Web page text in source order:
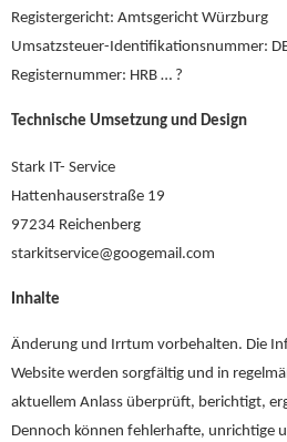
Registergericht: Amtsgericht Würzburg
Umsatzsteuer-Identifikationsnummer:
Registernummer: HRB … ?
Technische Umsetzung und Design
Stark IT- Service
Hattenhauserstraße 19
97234 Reichenberg
starkitservice@googemail.com
Inhalte
Änderung und Irrtum vorbehalten. Die
Website werden sorgfältig und in
aktuellem Anlass überprüft, berichtigt,
Dennoch können fehlerhafte, unrichtige